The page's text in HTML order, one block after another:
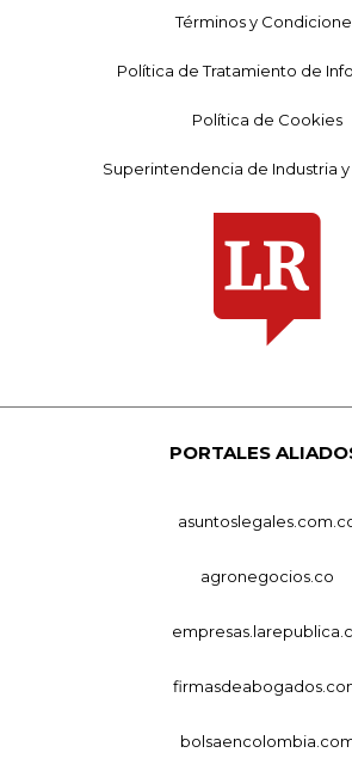
Términos y
Política de Tratamiento de
Política de Cookies
Superintendencia de Industria
PORTALES
agronegocios.co